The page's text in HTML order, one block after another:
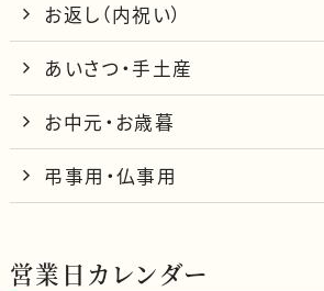
お返し（内祝い）
あいさつ・手土産
お中元・お歳暮
弔事用・仏事用
営業日カレンダー